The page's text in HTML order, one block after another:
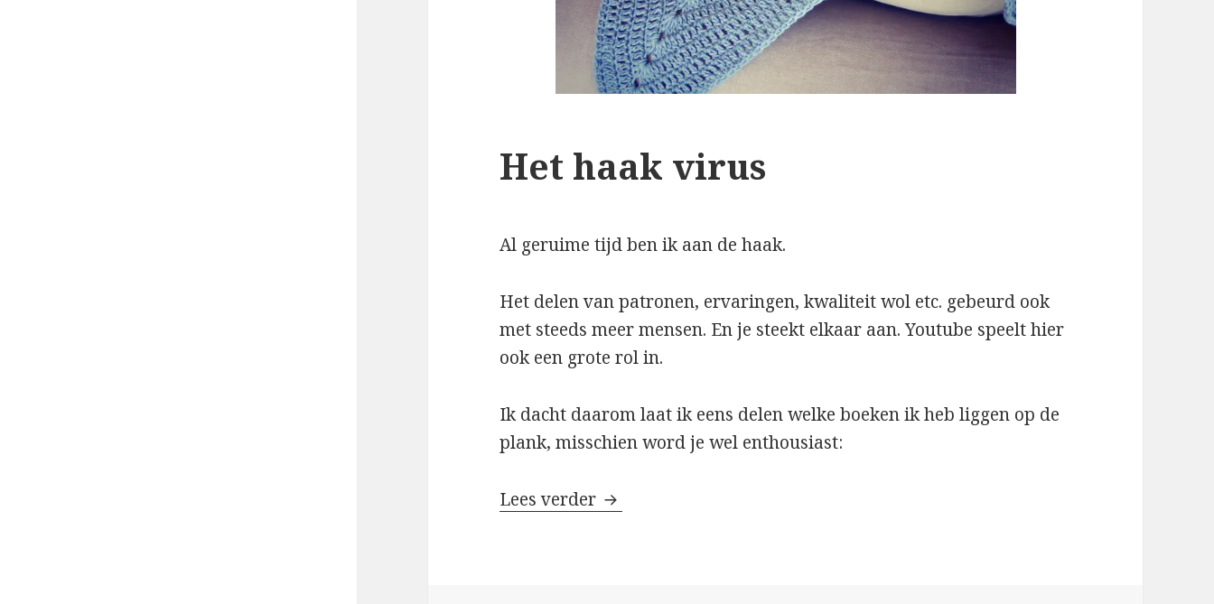
Het haak virus
Al geruime tijd ben ik aan de haak.
Het delen van patronen, ervaringen, kwaliteit wol etc. gebeurd ook
met steeds meer mensen. En je steekt elkaar aan. Youtube speelt hier
ook een grote rol in.
Ik dacht daarom laat ik eens delen welke boeken ik heb liggen op de
plank, misschien word je wel enthousiast:
Lees verder Het haak virus